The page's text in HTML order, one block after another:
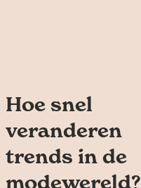
Hoe snel
veranderen
trends in de
modewereld?